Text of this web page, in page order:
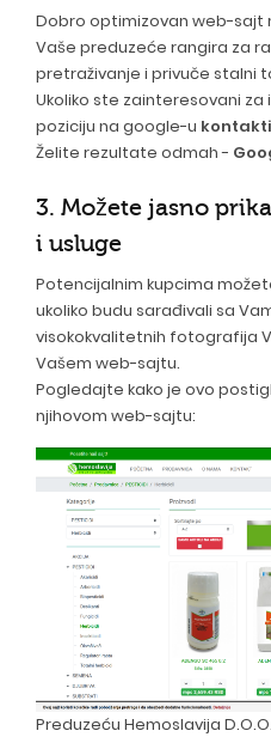
Dobro optimizovan web-sajt
Vaše preduzeće rangira za
pretraživanje i privuče stalni
Ukoliko ste zainteresovani
poziciju na google-u
Želite rezultate odmah -
3. Možete jasno
i usluge
Potencijalnim kupcima
ukoliko budu sarađivali sa
visokokvalitetnih fotografija
Vašem web-sajtu.
Pogledajte kako je ovo
njihovom web-sajtu:
Preduzeću Hemoslavija